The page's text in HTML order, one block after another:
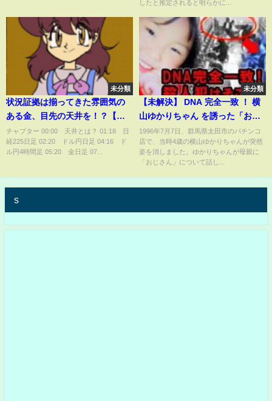
したと推定されると明らかに...
未分類
状況証拠は揃ってきた雰囲気の
ある金、目先の天井を！？【金
相場】【ドル円】【日経225】
チャプター 00:00 天井とは？ 01:18 日
経225日足 02:20 ドル円日足 04:16 ド
ル円4時間足 05:20 金日足 07...
未分類
【未解決】 DNA 完全一致 ！ 横
山ゆかりちゃん を誘った「おじ
さん」の正体【太田市パチンコ
店女児失踪事件】
1996年7月7日、群馬県太田市のパチンコ
店で、当時4歳の横山ゆかりちゃんが突然
姿を消しました。ゆかりちゃんが母親に
「おじさん」について話し...
s